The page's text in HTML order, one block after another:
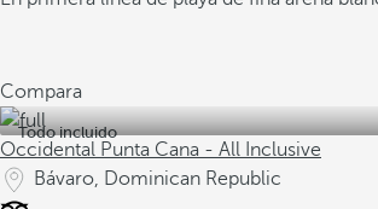
Compara
Todo incluido
Occidental Punta Cana - All Inclusive
Bávaro, Dominican Republic